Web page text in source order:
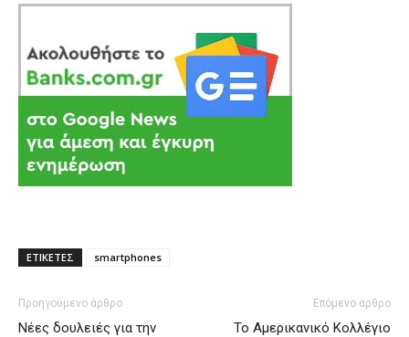
ΕΤΙΚΕΤΕΣ smartphones
Προηγούμενο άρθρο
Νέες δουλειές για την
Επόμενο άρθρο
Το Αμερικανικό Κολλέγιο